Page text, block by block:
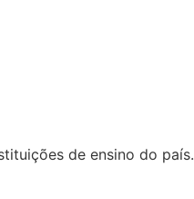
de ensino do país.